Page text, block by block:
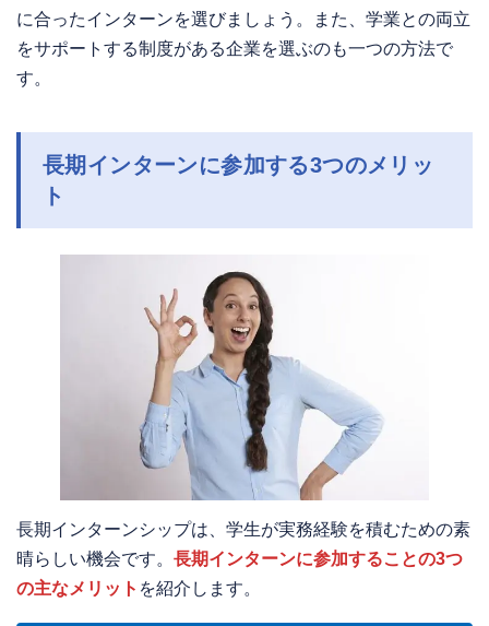
に合ったインターンを選びましょう。また、学業との両立
をサポートする制度がある企業を選ぶのも一つの方法で
す。
長期インターンに参加する3つのメリッ
ト
長期インターンシップは、学生が実務経験を積むための素
晴らしい機会です。 長期インターンに参加することの3つ
の主なメリット を紹介します。